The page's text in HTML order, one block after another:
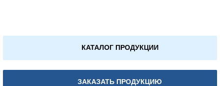
КАТАЛОГ ПРОДУКЦИИ
ЗАКАЗАТЬ ПРОДУКЦИЮ